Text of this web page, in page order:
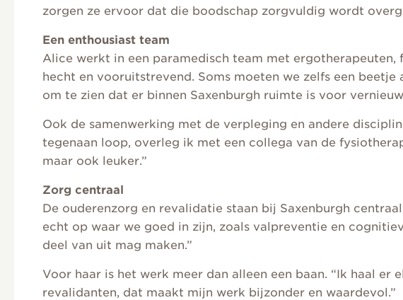
zorgen ze ervoor dat die boodschap zorgvuldig wordt
Een enthousiast team
Alice werkt in een paramedisch team met
hecht en vooruitstrevend. Soms moeten we zelfs een
om te zien dat er binnen Saxenburgh ruimte is voor
Ook de samenwerking met de verpleging en andere
tegenaan loop, overleg ik met een collega van de
maar ook leuker.”
Zorg centraal
De ouderenzorg en revalidatie staan bij Saxenburgh
echt op waar we goed in zijn, zoals valpreventie en
deel van uit mag maken.”
Voor haar is het werk meer dan alleen een baan. “Ik haal
revalidanten, dat maakt mijn werk bijzonder en waardevol.”